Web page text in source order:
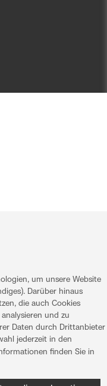
um unsere Website
Darüber hinaus
die auch Cookies
und zu
Daten durch Drittanbieter
jederzeit in den
finden Sie in